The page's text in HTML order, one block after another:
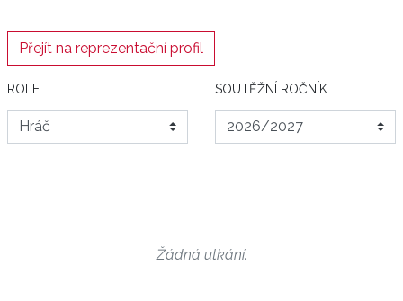
Přejít na reprezentační profil
ROLE SOUTĚŽNÍ ROČNÍK
Žádná utkání.